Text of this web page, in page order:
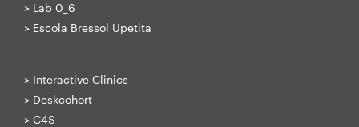
> Lab 0_6
> Escola Bressol Upetita
> Interactive Clinics
> Deskcohort
> C4S